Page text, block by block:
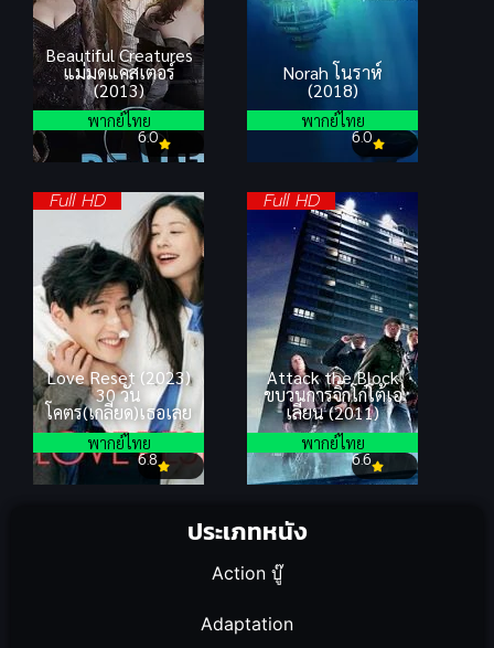
ประเภทหนัง
Action บู๊
Adaptation
Beautiful Creatures
แม่มดแคสเตอร์
(2013)
6.0
พากย์ไทย
Norah โนราห์
(2018)
6.0
พากย์ไทย
Full HD
Love Reset (2023)
30 วัน
โคตร(เกลียด)เธอเลย
6.8
พากย์ไทย
Full HD
Attack the Block
ขบวนการจิ๊กโก๋โต้เอ
เลี่ยน (2011)
6.6
พากย์ไทย